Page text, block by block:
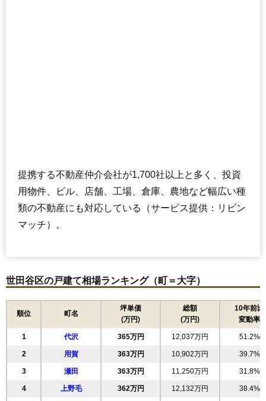
提携する不動産仲介会社が1,700社以上と多く、投資
用物件、ビル、店舗、工場、倉庫、農地など幅広い種
類の不動産にも対応している（サービス提供：リビン
マッチ）。
世田谷区の戸建て相場ランキング（町＝大字）
順位 町名
坪単価
(万円)
総額
(万円)
10年前比
変動率
1 代沢 365万円 12,037万円 51.2%
2 用賀 363万円 10,902万円 39.7%
3 瀬田 363万円 11,250万円 31.8%
4 上野毛 362万円 12,132万円 38.4%